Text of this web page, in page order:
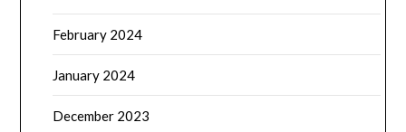
February 2024
January 2024
December 2023